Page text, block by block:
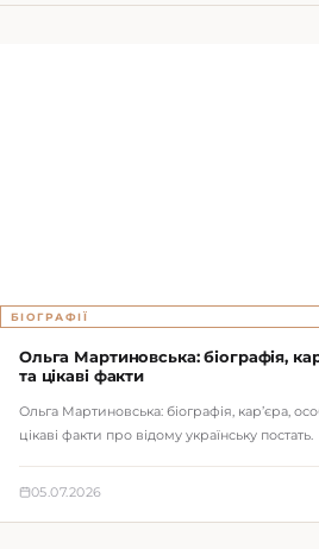
БІОГРАФІЇ
Ольга Мартиновська: біографія,
та цікаві факти
Ольга Мартиновська: біографія, кар’єра,
цікаві факти про відому українську постать.
05.07.2026